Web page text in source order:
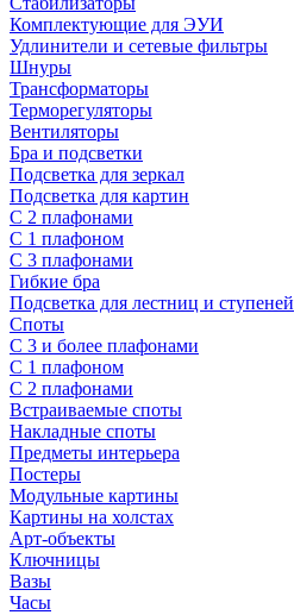
Комплектующие для ЭУИ
Удлинители и сетевые фильтры
Шнуры
Трансформаторы
Терморегуляторы
Вентиляторы
Бра и подсветки
Подсветка для зеркал
Подсветка для картин
С 2 плафонами
С 1 плафоном
С 3 плафонами
Гибкие бра
Подсветка для лестниц и ступеней
Споты
С 3 и более плафонами
С 1 плафоном
С 2 плафонами
Встраиваемые споты
Накладные споты
Предметы интерьера
Постеры
Модульные картины
Картины на холстах
Арт-объекты
Ключницы
Вазы
Часы